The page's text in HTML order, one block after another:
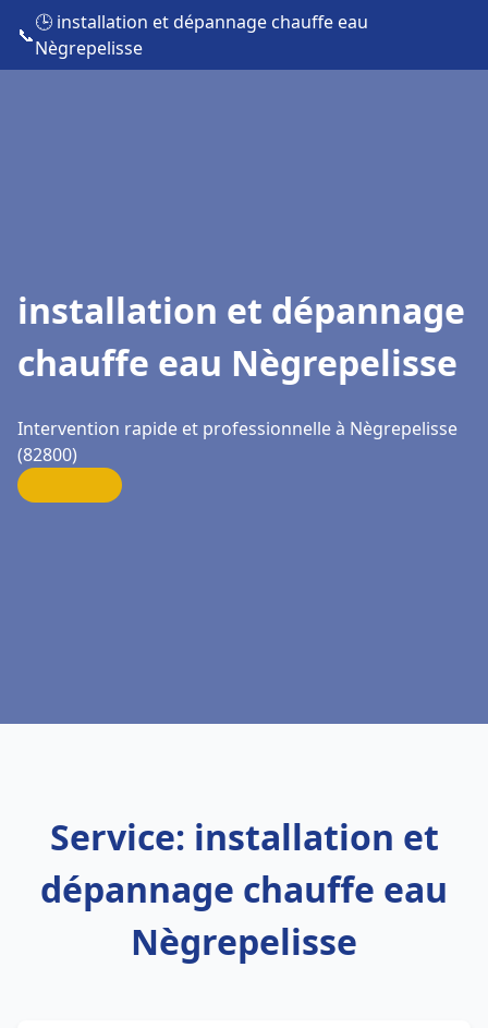
📞
🕒 installation et dépannage chauffe eau
Nègrepelisse
installation et dépannage
chauffe eau Nègrepelisse
Intervention rapide et professionnelle à Nègrepelisse
(82800)
Service: installation et
dépannage chauffe eau
Nègrepelisse